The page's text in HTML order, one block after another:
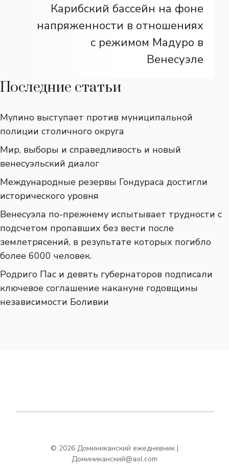
Карибский бассейн на фоне
напряженности в отношениях
с режимом Мадуро в
Венесуэле
Последние статьи
Мулино выступает против муниципальной
полиции столичного округа
Мир, выборы и справедливость и новый
венесуэльский диалог
Международные резервы Гондураса достигли
исторического уровня
Венесуэла по-прежнему испытывает трудности с
подсчетом пропавших без вести после
землетрясений, в результате которых погибло
более 6000 человек.
Родриго Пас и девять губернаторов подписали
ключевое соглашение накануне годовщины
независимости Боливии
© 2026 Доминиканский ежедневник |
Доминиканский@aol.com